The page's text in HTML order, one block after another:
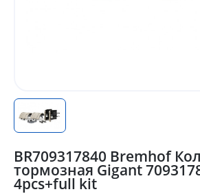
BR709317840 Bremhof
тормозная Gigant
4pcs+full kit